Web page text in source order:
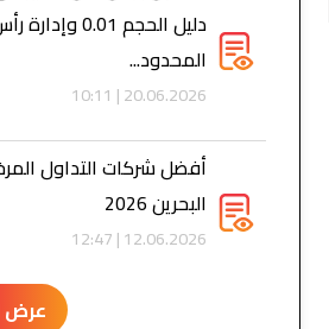
دليل الحجم 0.01
المحدود...
20.06.2026 | 10:11
أفضل شركات التداول
البحرين 2026
12.06.2026 | 12:47
عرض